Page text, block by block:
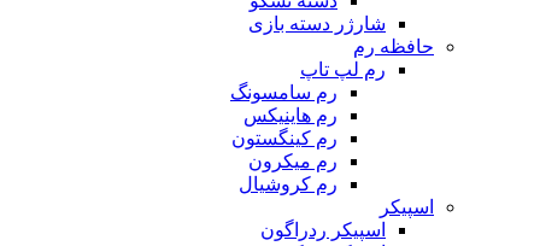
شارژر دسته بازی
حافظه رم
رم لپ تاپ
رم سامسونگ
رم هاینیکس
رم کینگستون
رم میکرون
رم کروشیال
اسپیکر
اسپیکر ردراگون